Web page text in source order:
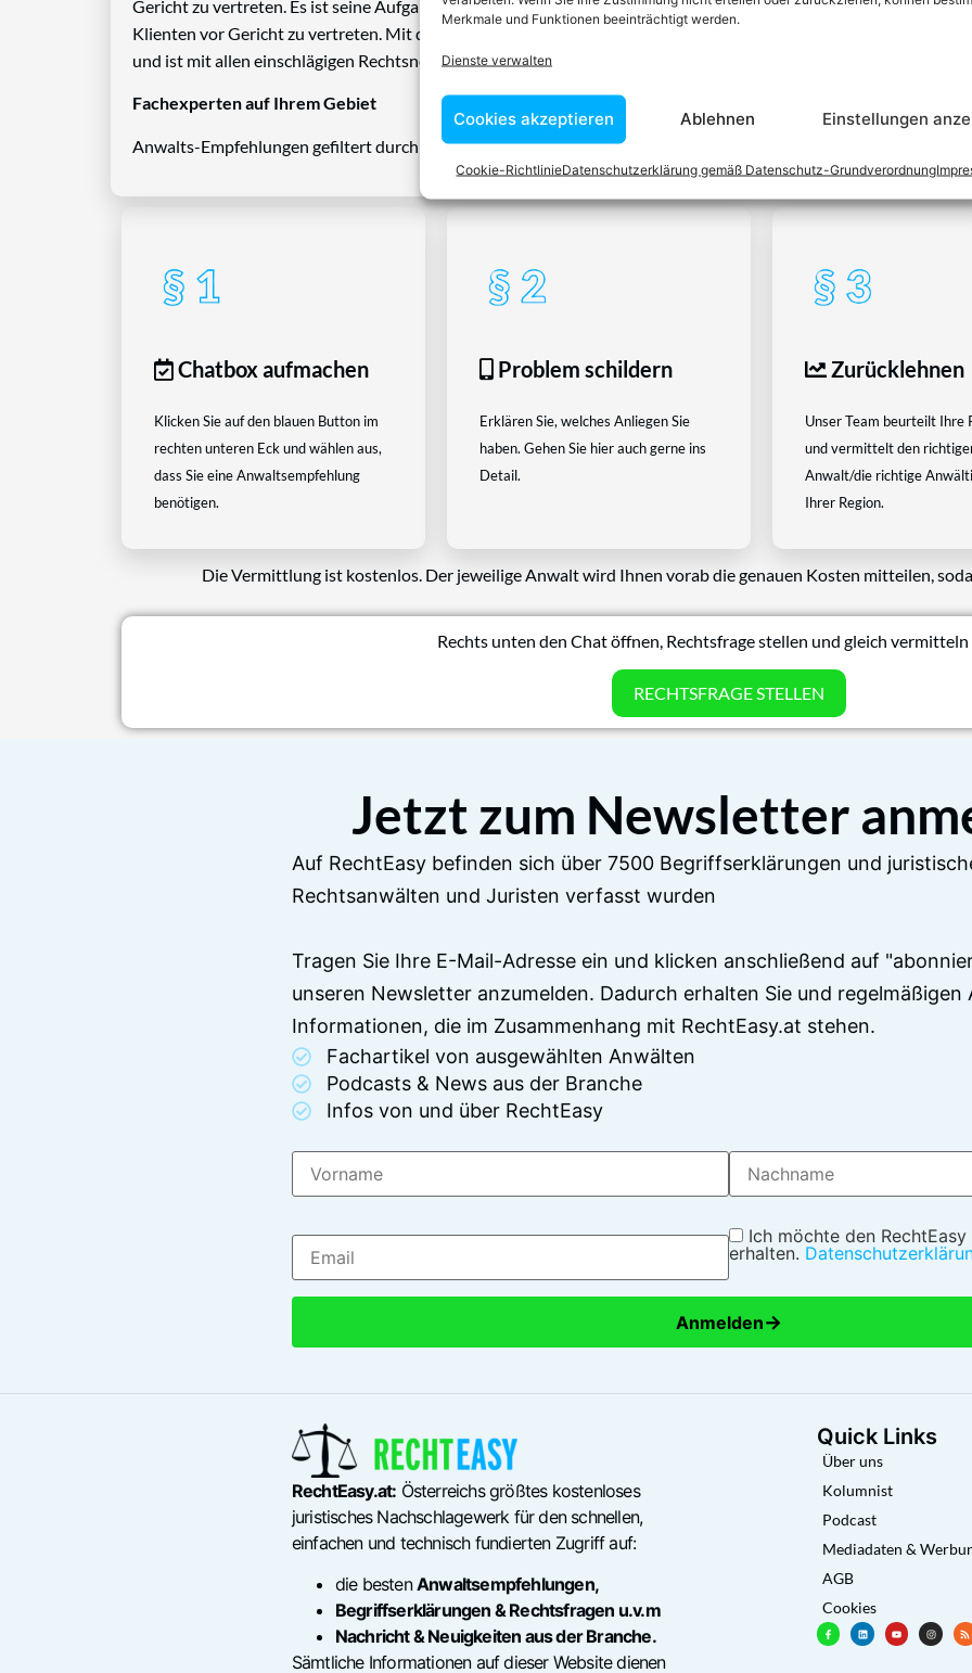
Merkmale und Funktionen beeinträchtigt werden.
Dienste verwalten
Cookies akzeptieren Ablehnen Einstellungen
Cookie-RichtlinieDatenschutzerklärung gemäß Datenschutz-Grundverordnung
Gericht zu vertreten. Es ist seine Aufgabe, Dienstleistungen im Bereich der Rechtsberatung zu erbringen und
Klienten vor Gericht zu vertreten. Mit diesem Wissen kennt er alle relevanten Herausforderungen dieses Systems
und ist mit allen einschlägigen Rechtsnormen vertraut.
Fachexperten auf Ihrem Gebiet
Anwalts-Empfehlungen gefiltert durch das RechtEasy-Team -Best Choice der Anwälte in Österreich
Chatbox aufmachen
Klicken Sie auf den blauen Button im
rechten unteren Eck und wählen aus,
dass Sie eine Anwaltsempfehlung
benötigen.
Problem schildern
Erklären Sie, welches Anliegen Sie
haben. Gehen Sie hier auch gerne ins
Detail.
Zurücklehnen
Unser Team beurteilt Ihre
und vermittelt den
Anwalt/die richtige
Ihrer Region.
Die Vermittlung ist kostenlos. Der jeweilige Anwalt wird Ihnen vorab die genauen Kosten mitteilen,
Rechts unten den Chat öffnen, Rechtsfrage stellen und gleich vermitteln
RECHTSFRAGE STELLEN
Jetzt zum Newsletter
Auf RechtEasy befinden sich über 7500 Begriffserklärungen und
Rechtsanwälten und Juristen verfasst wurden
Tragen Sie Ihre E-Mail-Adresse ein und klicken anschließend auf
unseren Newsletter anzumelden. Dadurch erhalten Sie und regelmäßigen
Informationen, die im Zusammenhang mit RechtEasy.at stehen.
Fachartikel von ausgewählten Anwälten
Podcasts & News aus der Branche
Infos von und über RechtEasy
Ich möchte den
erhalten.
Anmelden→
RechtEasy.at: Österreichs größtes kostenloses
juristisches Nachschlagewerk für den schnellen,
einfachen und technisch fundierten Zugriff auf:
die bestenAnwaltsempfehlungen,
Begriffserklärungen & Rechtsfragen u.v.m
Nachricht & Neuigkeiten aus der Branche.
Sämtliche Informationen auf dieser Website dienen
Quick Links
Über uns
Kolumnist
Podcast
Mediadaten &
AGB
Cookies